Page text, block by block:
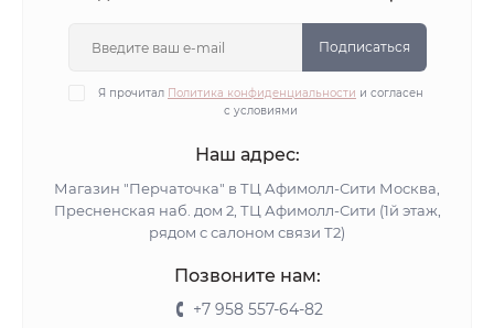
Подписаться
Я прочитал Политика конфиденциальности и согласен
с условиями
Наш адрес:
Магазин "Перчаточка" в ТЦ Афимолл-Сити Москва,
Пресненская наб. дом 2, ТЦ Афимолл-Сити (1й этаж,
рядом с салоном связи Т2)
Позвоните нам:
+7 958 557-64-82